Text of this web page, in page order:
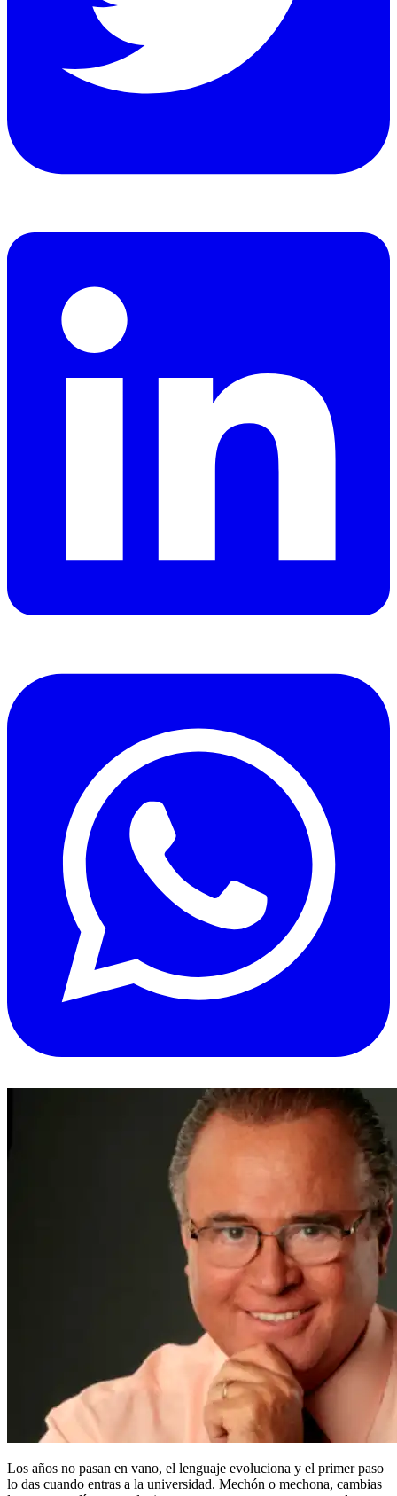
Los años no pasan en vano, el lenguaje evoluciona y el primer paso
lo das cuando entras a la universidad. Mechón o mechona, cambias